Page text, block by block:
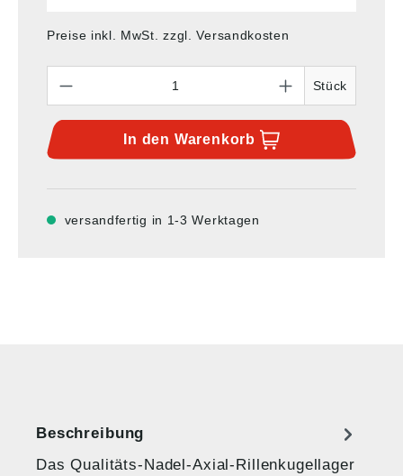
Preise inkl. MwSt. zzgl. Versandkosten
Stück
In den Warenkorb
versandfertig in 1-3 Werktagen
Beschreibung
Das Qualitäts-Nadel-Axial-Rillenkugellager